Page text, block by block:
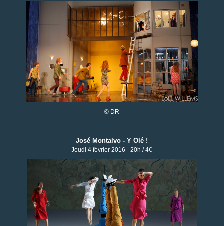
© DR
José Montalvo - Y Olé !
Jeudi 4 février 2016 - 20h / 4€